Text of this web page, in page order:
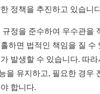
정책을 추진하고 있습니
정을 준수하여 우수관을
하면 법적인 책임을 질 수
발생할 수 있습니다. 따라
을 유지하고, 필요한 경우
합니다.